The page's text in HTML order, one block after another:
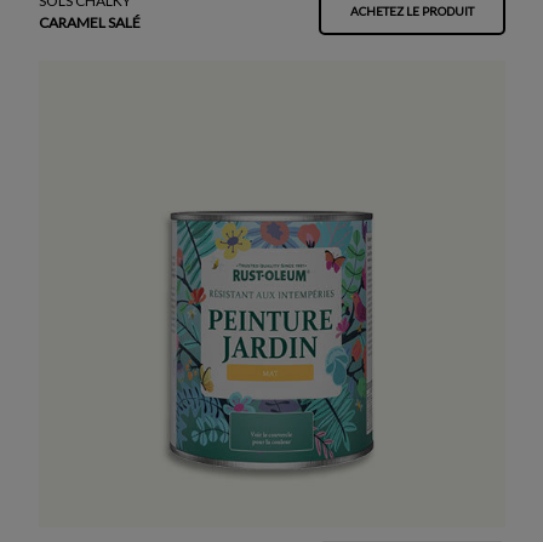
CARAMEL SALÉ
ACHETEZ LE PRODUIT